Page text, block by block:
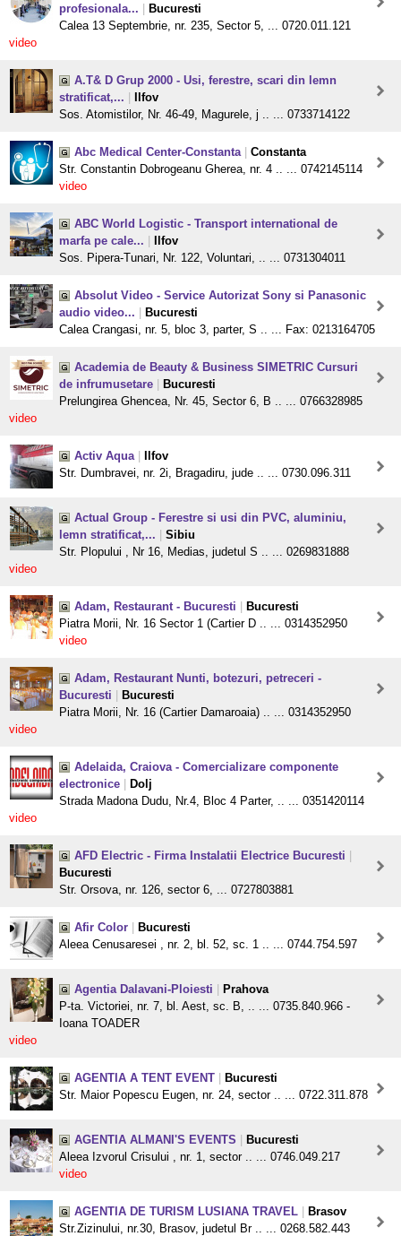
profesionala...
Bucuresti
Calea 13 Septembrie, nr. 235, Sector 5, ... 0720.011.121
video
A.T& D Grup 2000 - Usi, ferestre, scari din lemn
stratificat,...
Ilfov
Sos. Atomistilor, Nr. 46-49, Magurele, j .. ... 0733714122
Abc Medical Center-Constanta
Constanta
Str. Constantin Dobrogeanu Gherea, nr. 4 .. ... 0742145114
video
ABC World Logistic - Transport international de
marfa pe cale...
Ilfov
Sos. Pipera-Tunari, Nr. 122, Voluntari, .. ... 0731304011
Absolut Video - Service Autorizat Sony si Panasonic
audio video...
Bucuresti
Calea Crangasi, nr. 5, bloc 3, parter, S .. ... Fax: 0213164705
Academia de Beauty & Business SIMETRIC Cursuri
de infrumusetare
Bucuresti
Prelungirea Ghencea, Nr. 45, Sector 6, B .. ... 0766328985
video
Activ Aqua
Ilfov
Str. Dumbravei, nr. 2i, Bragadiru, jude .. ... 0730.096.311
Actual Group - Ferestre si usi din PVC, aluminiu,
lemn stratificat,...
Sibiu
Str. Plopului , Nr 16, Medias, judetul S .. ... 0269831888
video
Adam, Restaurant - Bucuresti
Bucuresti
Piatra Morii, Nr. 16 Sector 1 (Cartier D .. ... 0314352950
video
Adam, Restaurant Nunti, botezuri, petreceri -
Bucuresti
Bucuresti
Piatra Morii, Nr. 16 (Cartier Damaroaia) .. ... 0314352950
video
Adelaida, Craiova - Comercializare componente
electronice
Dolj
Strada Madona Dudu, Nr.4, Bloc 4 Parter, .. ... 0351420114
video
AFD Electric - Firma Instalatii Electrice Bucuresti
Bucuresti
Str. Orsova, nr. 126, sector 6, ... 0727803881
Afir Color
Bucuresti
Aleea Cenusaresei , nr. 2, bl. 52, sc. 1 .. ... 0744.754.597
Agentia Dalavani-Ploiesti
Prahova
P-ta. Victoriei, nr. 7, bl. Aest, sc. B, .. ... 0735.840.966 -
Ioana TOADER
video
AGENTIA A TENT EVENT
Bucuresti
Str. Maior Popescu Eugen, nr. 24, sector .. ... 0722.311.878
AGENTIA ALMANI'S EVENTS
Bucuresti
Aleea Izvorul Crisului , nr. 1, sector .. ... 0746.049.217
video
AGENTIA DE TURISM LUSIANA TRAVEL
Brasov
Str.Zizinului, nr.30, Brasov, judetul Br .. ... 0268.582.443